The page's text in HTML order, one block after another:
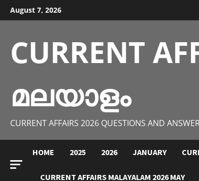
Skip
to
August 7, 2026
CURRENT
മലയാളം
CURRENT AFFAIRS 2026 QUESTIONS AND
HOME 2025 2026 JANUARY
CURRENT AFFAIRS MALAYALAM 2026 MAY